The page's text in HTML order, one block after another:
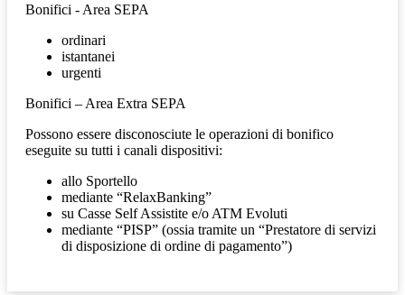
Bonifici - Area SEPA
ordinari
istantanei
urgenti
Bonifici – Area Extra SEPA
Possono essere disconosciute le operazioni di bonifico
eseguite su tutti i canali dispositivi:
allo Sportello
mediante “RelaxBanking”
su Casse Self Assistite e/o ATM Evoluti
mediante “PISP” (ossia tramite un “Prestatore di servizi
di disposizione di ordine di pagamento”)